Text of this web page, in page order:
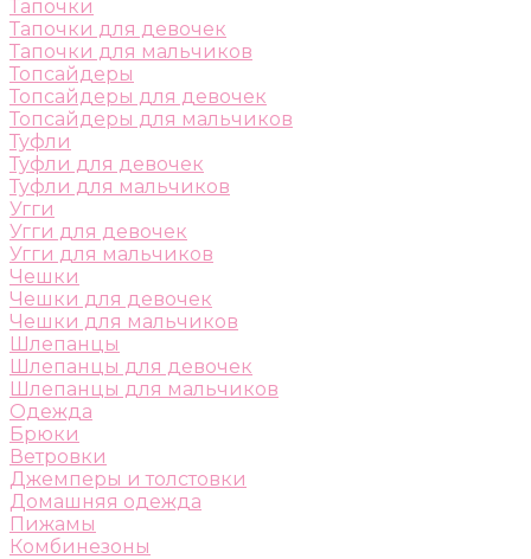
Тапочки
Тапочки для девочек
Тапочки для мальчиков
Топсайдеры
Топсайдеры для девочек
Топсайдеры для мальчиков
Туфли
Туфли для девочек
Туфли для мальчиков
Угги
Угги для девочек
Угги для мальчиков
Чешки
Чешки для девочек
Чешки для мальчиков
Шлепанцы
Шлепанцы для девочек
Шлепанцы для мальчиков
Одежда
Брюки
Ветровки
Джемперы и толстовки
Домашняя одежда
Пижамы
Комбинезоны